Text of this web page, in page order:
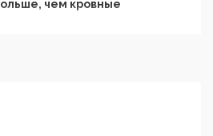
чем кровные